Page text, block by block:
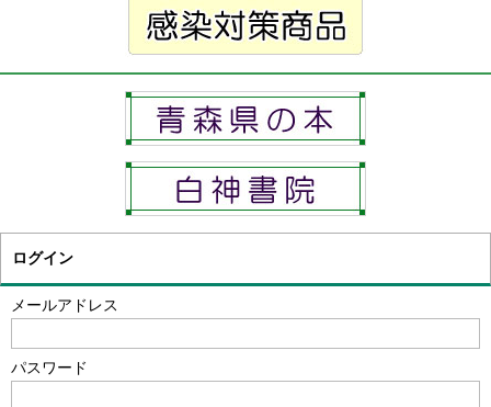
ログイン
メールアドレス
パスワード